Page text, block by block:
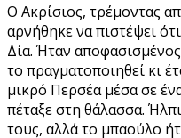
Ο Ακρίσιος, τρέμοντας
αρνήθηκε να πιστέψει
Δία. Ήταν
το πραγματοποιηθεί κι
μικρό Περσέα μέσα σε
πέταξε στη θάλασσα.
τους, αλλά το μπαούλο